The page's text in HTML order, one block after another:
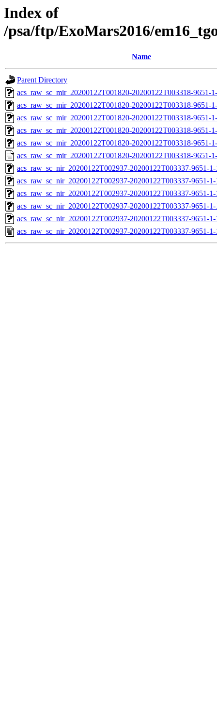
Index of
/psa/ftp/ExoMars2016/
Name
Parent Directory
acs_raw_sc_mir_20200122T001820-20200122T003318-9651-
acs_raw_sc_mir_20200122T001820-20200122T003318-9651-
acs_raw_sc_mir_20200122T001820-20200122T003318-9651-
acs_raw_sc_mir_20200122T001820-20200122T003318-9651-
acs_raw_sc_mir_20200122T001820-20200122T003318-9651-
acs_raw_sc_mir_20200122T001820-20200122T003318-9651-
acs_raw_sc_nir_20200122T002937-20200122T003337-9651-
acs_raw_sc_nir_20200122T002937-20200122T003337-9651-
acs_raw_sc_nir_20200122T002937-20200122T003337-9651-
acs_raw_sc_nir_20200122T002937-20200122T003337-9651-
acs_raw_sc_nir_20200122T002937-20200122T003337-9651-
acs_raw_sc_nir_20200122T002937-20200122T003337-9651-